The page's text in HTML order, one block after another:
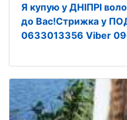
Я купую у ДНІПРІ
до Вас!Стрижка у
0633013356 Viber